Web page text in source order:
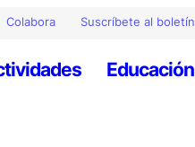
Colabora Suscríbete al boletín
Educación